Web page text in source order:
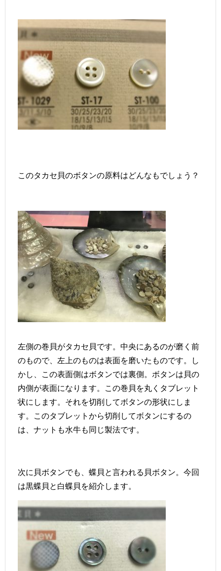
このタカセ貝のボタンの原料はどんなもでしょう？
左側の巻貝がタカセ貝です。中央にあるのが磨く前
のもので、左上のものは表面を磨いたものです。し
かし、この表面側はボタンでは裏側。ボタンは貝の
内側が表面になります。この巻貝を丸くタブレット
状にします。それを切削してボタンの形状にしま
す。このタブレットから切削してボタンにするの
は、ナットも水牛も同じ製法です。
次に貝ボタンでも、蝶貝と言われる貝ボタン。今回
は黒蝶貝と白蝶貝を紹介します。